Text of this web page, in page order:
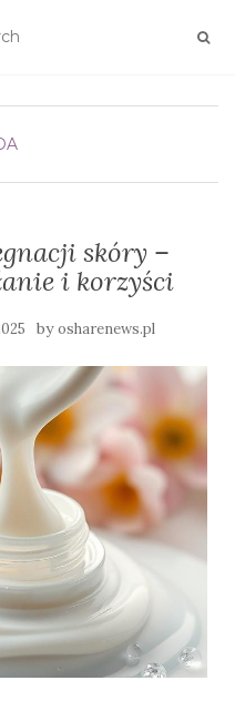
skóry –
i korzyści
byosharenews.pl